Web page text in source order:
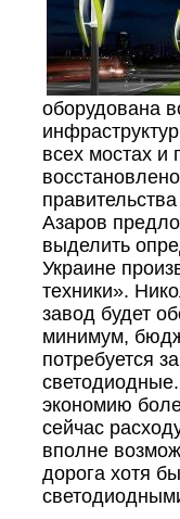
оборудована
всех мостах и
Азаров
выделить
Украине
техники».
завод будет
минимум,
потребуется
экономию
сейчас
вполне
дорога хотя